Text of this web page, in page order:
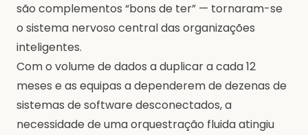
são complementos “bons de ter” — tornaram-se
o sistema nervoso central das organizações
inteligentes.
Com o volume de dados a duplicar a cada 12
meses e as equipas a dependerem de dezenas de
sistemas de software desconectados, a
necessidade de uma orquestração fluida atingiu